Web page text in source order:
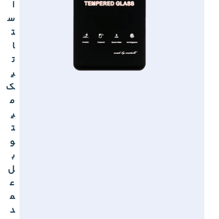
ا
س
ت
ا
ت
ی
ک
م
ی
ت
و
ب
ل
ع
م
د